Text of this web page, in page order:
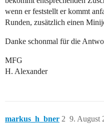
wenn er feststellt er kommt
Runden, zusätzlich einen
Danke schonmal für die
MFG
H. Alexander
markus_h_bner 9. August
2